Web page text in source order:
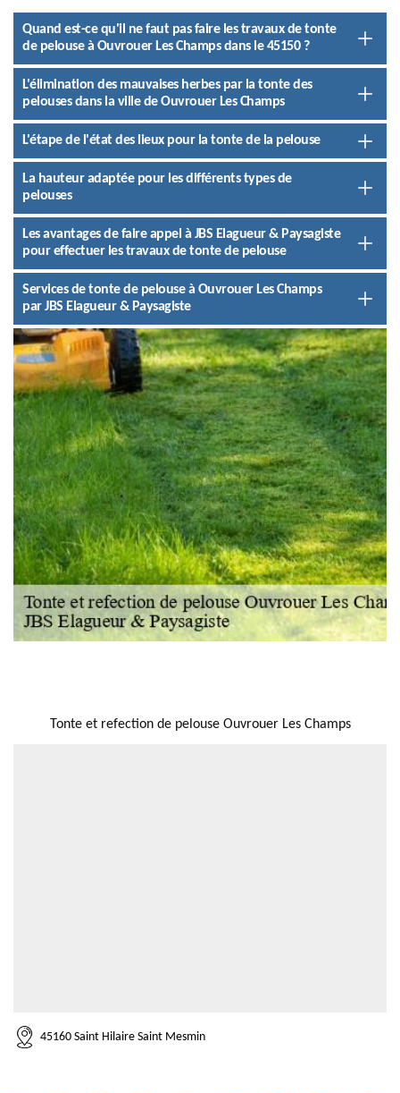
Quand est-ce qu'il ne faut pas faire les travaux de tonte
de pelouse à Ouvrouer Les Champs dans le 45150 ?
L'élimination des mauvaises herbes par la tonte des
pelouses dans la ville de Ouvrouer Les Champs
L'étape de l'état des lieux pour la tonte de la pelouse
La hauteur adaptée pour les différents types de
pelouses
Les avantages de faire appel à JBS Elagueur & Paysagiste
pour effectuer les travaux de tonte de pelouse
Services de tonte de pelouse à Ouvrouer Les Champs
par JBS Elagueur & Paysagiste
Tonte et refection de pelouse Ouvrouer Les Champs
45160 Saint Hilaire Saint Mesmin